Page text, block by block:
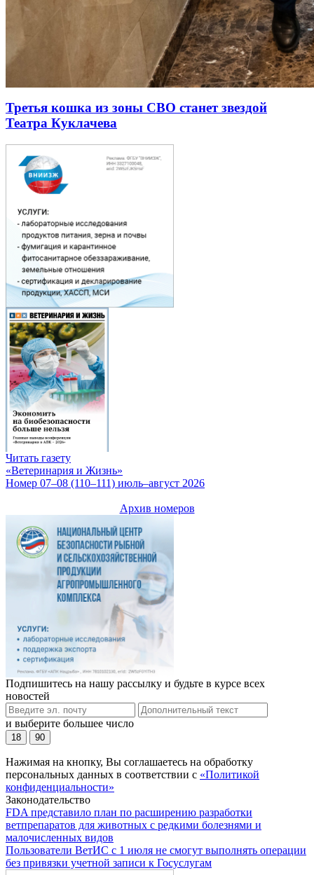
Третья кошка из зоны СВО станет звездой
Театра Куклачева
Читать газету
«Ветеринария и Жизнь»
Номер 07–08 (110–111) июль–август 2026
Архив номеров
Подпишитесь на нашу рассылку и будьте в курсе всех
новостей
и выберите большее число
18 90
Нажимая на кнопку, Вы соглашаетесь на обработку
персональных данных в соответствии с «Политикой
конфиденциальности»
Законодательство
FDA представило план по расширению разработки
ветпрепаратов для животных с редкими болезнями и
малочисленных видов
Пользователи ВетИС с 1 июля не смогут выполнять операции
без привязки учетной записи к Госуслугам